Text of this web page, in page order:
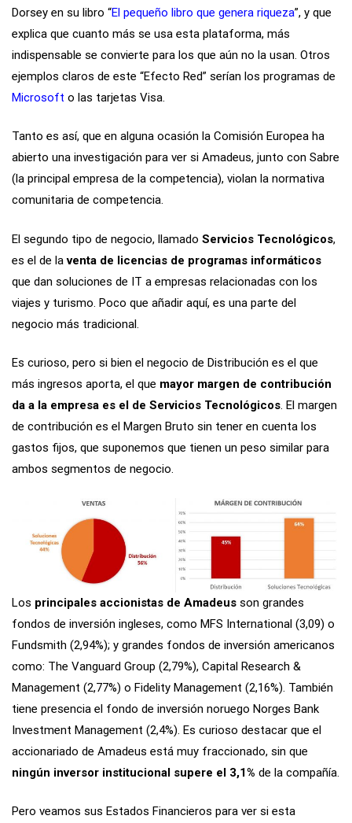
Dorsey en su libro “El pequeño libro que genera riqueza”, y que
explica que cuanto más se usa esta plataforma, más
indispensable se convierte para los que aún no la usan. Otros
ejemplos claros de este “Efecto Red” serían los programas de
Microsoft o las tarjetas Visa.
Tanto es así, que en alguna ocasión la Comisión Europea ha
abierto una investigación para ver si Amadeus, junto con Sabre
(la principal empresa de la competencia), violan la normativa
comunitaria de competencia.
El segundo tipo de negocio, llamado Servicios Tecnológicos,
es el de laventa de licencias de programas informáticos
que dan soluciones de IT a empresas relacionadas con los
viajes y turismo. Poco que añadir aquí, es una parte del
negocio más tradicional.
Es curioso, pero si bien el negocio de Distribución es el que
más ingresos aporta, el que mayor margen de contribución
da a la empresa es el de Servicios Tecnológicos. El margen
de contribución es el Margen Bruto sin tener en cuenta los
gastos fijos, que suponemos que tienen un peso similar para
ambos segmentos de negocio.
Los principales accionistas de Amadeus son grandes
fondos de inversión ingleses, como MFS International (3,09) o
Fundsmith (2,94%); y grandes fondos de inversión americanos
como: The Vanguard Group (2,79%), Capital Research &
Management (2,77%) o Fidelity Management (2,16%). También
tiene presencia el fondo de inversión noruego Norges Bank
Investment Management (2,4%). Es curioso destacar que el
accionariado de Amadeus está muy fraccionado, sin que
ningún inversor institucional supere el 3,1% de la compañía.
Pero veamos sus Estados Financieros para ver si esta